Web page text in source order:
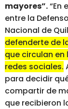
mayores”.“En
entre la
Nacional de
defenderte de
que circulan
redes sociales.
para decidir
compartir de
que recibieron